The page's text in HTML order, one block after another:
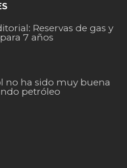
Reservas de gas y
7 años
no ha sido muy buena
petróleo